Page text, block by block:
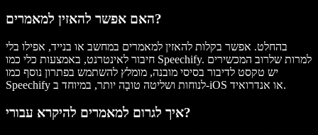
האם אפשר להאזין למאמרים?
בהחלט. אפשר בקלות להאזין למאמרים במחשב או בנייד, אפילו בלי
חיבור לאינטרנט, באמצעות כלי כמו Speechify. למרות שלרוב המכשירים
יש טקסט לדיבור בסיסי מובנה, מומלץ להשתמש בפתרון נוסף כמו
Speechify לנוחות ושליטה טובָה יותר, במיוחד ב-iOS או אנדרואיד.
איך לגרום למאמרים להיקרא עבורי?